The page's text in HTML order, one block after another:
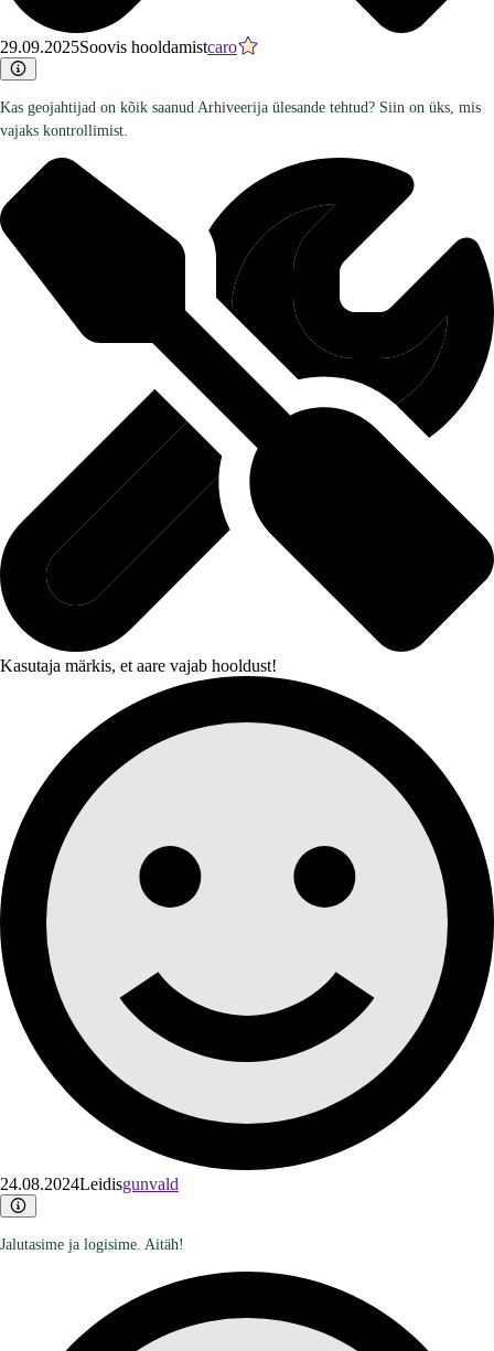
29.09.2025Soovis hooldamistcaro
Kas geojahtijad on kõik saanud Arhiveerija ülesande tehtud? Siin on üks, mis
vajaks kontrollimist.
Kasutaja märkis, et aare vajab hooldust!
24.08.2024Leidisgunvald
Jalutasime ja logisime. Aitäh!